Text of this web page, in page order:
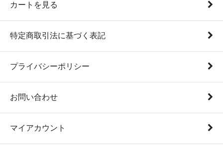
カートを見る
特定商取引法に基づく表記
プライバシーポリシー
お問い合わせ
マイアカウント